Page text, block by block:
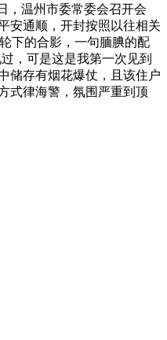
，温州市委常委会召开会
安通顺，开封按照以往相关
下的合影，一句腼腆的配
，可是这是我第一次见到
储存有烟花爆仗，且该住户
式律海警，氛围严重到顶